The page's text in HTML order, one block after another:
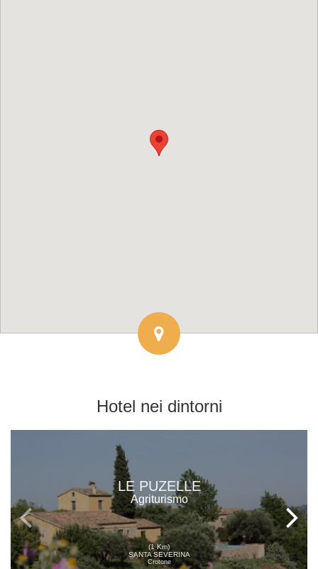
Hotel nei dintorni
LE PUZELLE
Agriturismo
(1 Km)
SANTA SEVERINA
Crotone